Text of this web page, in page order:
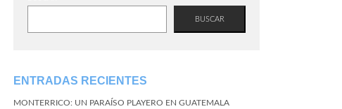
BUSCAR
ENTRADAS RECIENTES
MONTERRICO: UN PARAÍSO PLAYERO EN GUATEMALA